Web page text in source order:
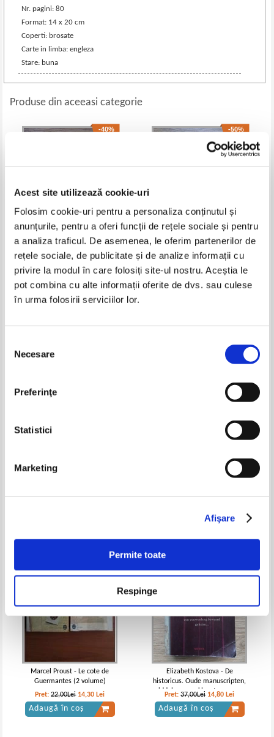
Acest site utilizează cookie-uri
Folosim cookie-uri pentru a personaliza conținutul și
anunțurile, pentru a oferi funcții de rețele sociale și pentru
a analiza traficul. De asemenea, le oferim partenerilor de
rețele sociale, de publicitate și de analize informații cu
privire la modul în care folosiți site-ul nostru. Aceștia le
pot combina cu alte informații oferite de dvs. sau culese
în urma folosirii serviciilor lor.
consimțământului
Necesare
Preferinţe
Statistici
Marketing
Afişare
Permite toate
Respinge
Nr. pagini: 80
Format: 14 x 20 cm
Coperti: brosate
Carte in limba: engleza
Stare: buna
Produse din aceeasi categorie
-40%
Agatha Christie - Third girl
Pret:23,00Lei 13,80 Lei
Adaugă în coș
-50%
E. Lockhart - Genuine fraud
Pret:35,00Lei 17,50 Lei
Charlote Rivers - I love
stationery
Gustave Flaubert - Madame
Bovary (2 volume)
-35%
Marcel Proust - Le cote de
Guermantes (2 volume)
Pret:22,00Lei 14,30 Lei
Adaugă în coș
-60%
Elizabeth Kostova - De
historicus. Oude manuscripten,
middeleeuwse kloosters en een
eeuwenlang bewaard geheim
Pret:37,00Lei 14,80 Lei
Adaugă în coș